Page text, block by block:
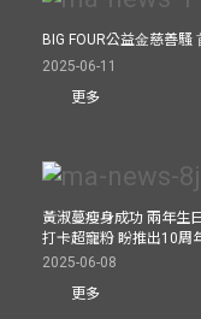
BIG FOUR公益⾦慈善
2025-06-11
更多
黃淑蔓瘦身成功 兩年生
打卡超寵粉 盼推出10周
2025-06-08
更多